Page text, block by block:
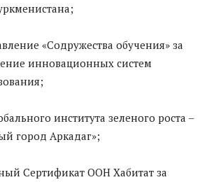
«Содружества обучения» за
инновационных систем
института зеленого роста –
город Аркадаг»;
Сертификат ООН Хабитат за